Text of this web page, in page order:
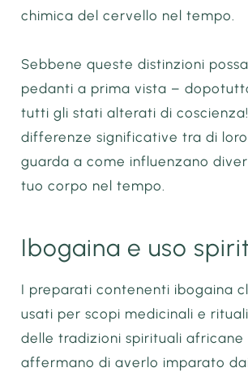
chimica del cervello nel tempo.
Sebbene queste distinzioni
pedanti a prima vista –
tutti gli stati alterati di
differenze significative tra di
guarda a come influenzano
tuo corpo nel tempo.
Ibogaina e uso
I preparati contenenti ibogaina
usati per scopi medicinali e
delle tradizioni spirituali africane
affermano di averlo imparato